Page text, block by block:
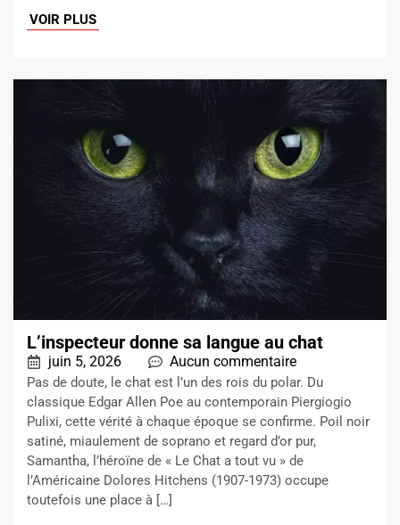
VOIR PLUS
L’inspecteur donne sa langue au chat
juin 5, 2026 Aucun commentaire
Pas de doute, le chat est l’un des rois du polar. Du
classique Edgar Allen Poe au contemporain Piergiogio
Pulixi, cette vérité à chaque époque se confirme. Poil noir
satiné, miaulement de soprano et regard d’or pur,
Samantha, l’héroïne de « Le Chat a tout vu » de
l’Américaine Dolores Hitchens (1907-1973) occupe
toutefois une place à […]